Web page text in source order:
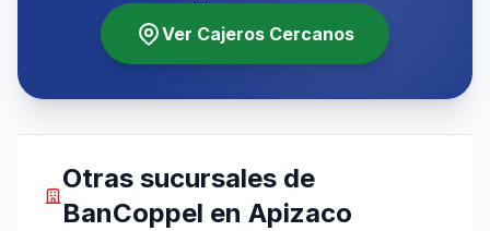
Ver Cajeros Cercanos
Otras sucursales de
BanCoppel en Apizaco